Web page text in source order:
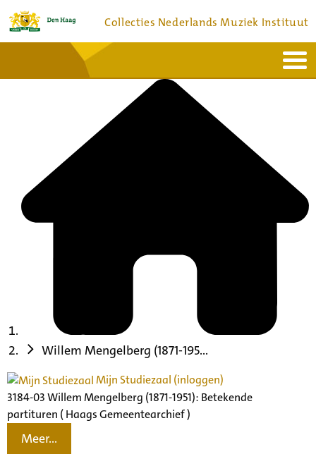
Collecties Nederlands Muziek Instituut
Bronnen en collecties
Willem Mengelberg (1871-195...
Mijn Studiezaal (inloggen)
3184-03 Willem Mengelberg (1871-1951): Betekende
partituren ( Haags Gemeentearchief )
Meer...